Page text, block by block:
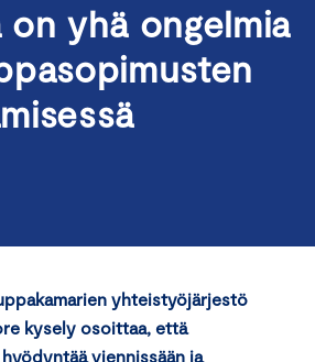
yhä ongelmia
yhteistyöjärjestö
kysely osoittaa, että
viennissään ja